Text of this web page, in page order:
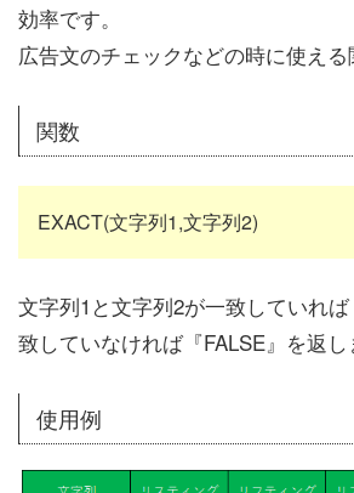
効率です。
広告文のチェックなどの時に使える
関数
EXACT(文字列1,文字列2)
文字列1と文字列2が一致していれ
致していなければ『FALSE』を返し
使用例